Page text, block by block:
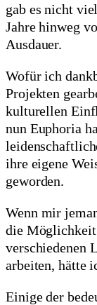
gab es nicht
Jahre hinweg
Ausdauer.
Wofür ich
Projekten
kulturellen
nun Euphoria
ihre eigene
geworden.
Wenn mir
die Möglichkeit
verschiedenen
arbeiten, hätte
Einige der